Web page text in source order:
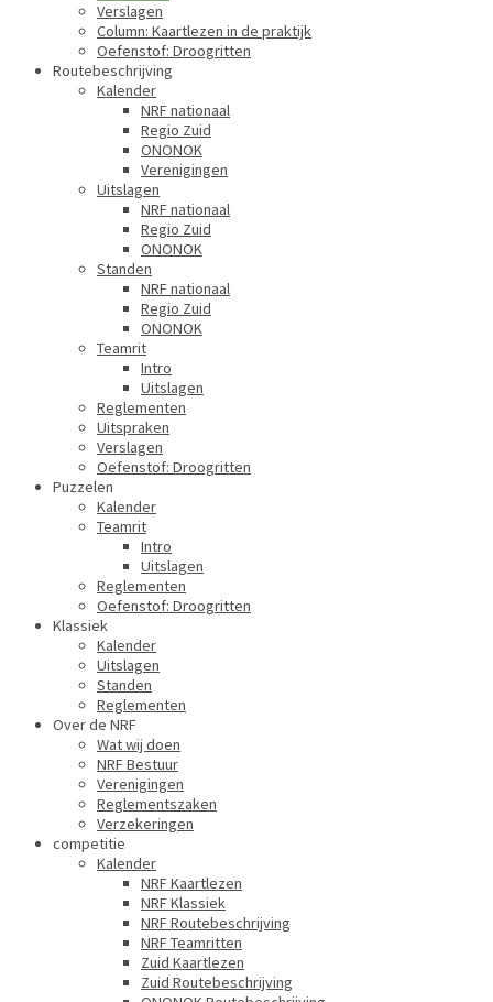
Verslagen
Column: Kaartlezen in de praktijk
Oefenstof: Droogritten
Routebeschrijving
Kalender
NRF nationaal
Regio Zuid
ONONOK
Verenigingen
Uitslagen
NRF nationaal
Regio Zuid
ONONOK
Standen
NRF nationaal
Regio Zuid
ONONOK
Teamrit
Intro
Uitslagen
Reglementen
Uitspraken
Verslagen
Oefenstof: Droogritten
Puzzelen
Kalender
Teamrit
Intro
Uitslagen
Reglementen
Oefenstof: Droogritten
Klassiek
Kalender
Uitslagen
Standen
Reglementen
Over de NRF
Wat wij doen
NRF Bestuur
Verenigingen
Reglementszaken
Verzekeringen
competitie
Kalender
NRF Kaartlezen
NRF Klassiek
NRF Routebeschrijving
NRF Teamritten
Zuid Kaartlezen
Zuid Routebeschrijving